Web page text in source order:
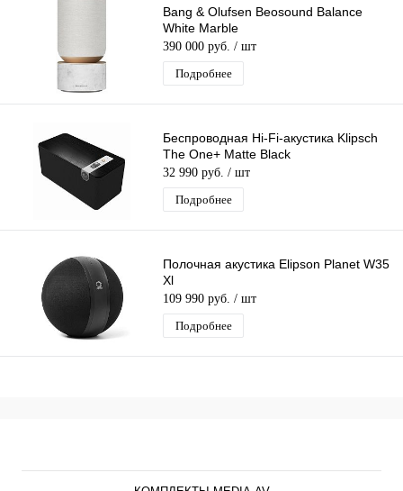
Bang & Olufsen Beosound Balance
White Marble
390 000 руб. / шт
Подробнее
Беспроводная Hi-Fi-акустика Klipsch
The One+ Matte Black
32 990 руб. / шт
Подробнее
Полочная акустика Elipson Planet W35
Xl
109 990 руб. / шт
Подробнее